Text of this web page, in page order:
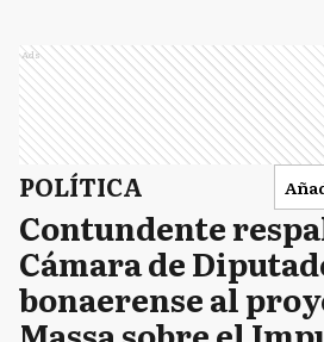
Ads
POLÍTICA
Contundente
Cámara de
bonaerense al